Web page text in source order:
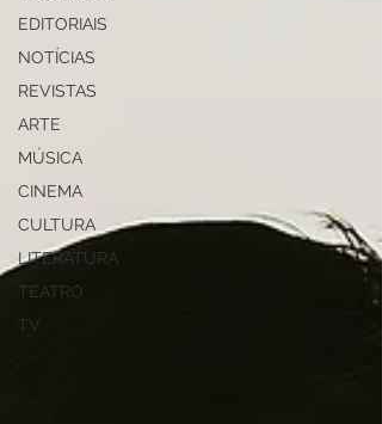
EDITORIAIS
NOTÍCIAS
REVISTAS
ARTE
MÚSICA
CINEMA
CULTURA
LITERATURA
TEATRO
TV